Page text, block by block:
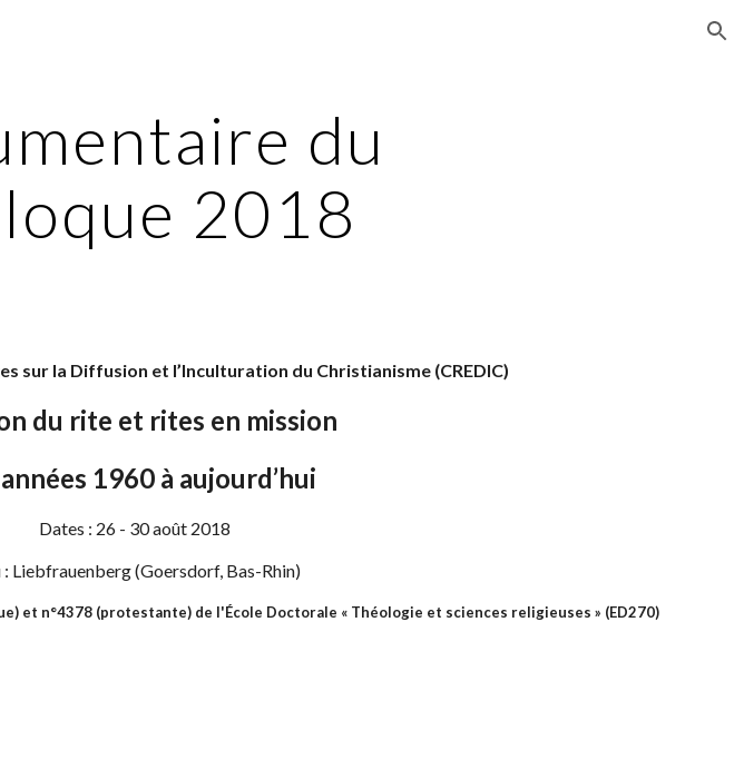
du
2018
sur la Diffusion et l’Inculturation du Christianisme (CREDIC)
du rite et rites en mission
1960 à aujourd’hui
Dates : 26 - 30 août 2018
: Liebfrauenberg (Goersdorf, Bas-Rhin)
et n°4378 (protestante) de l'École Doctorale « Théologie et sciences religieuses » (ED270)